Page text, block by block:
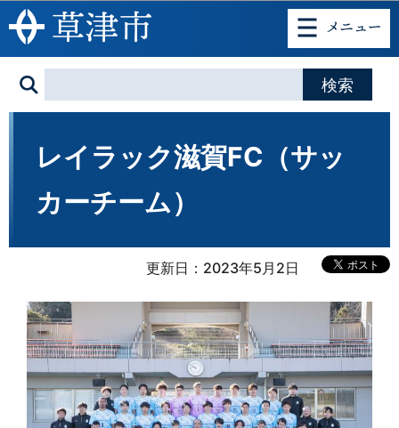
このページの本文へ移動
レイラック滋賀FC（サッ
カーチーム）
更新日：2023年5月2日